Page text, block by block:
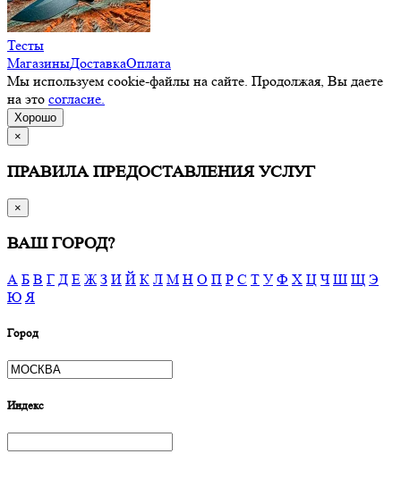
Тесты
МагазиныДоставкаОплата
Мы используем cookie-файлы на сайте. Продолжая, Вы даете
на это согласие.
Хорошо
×
ПРАВИЛА ПРЕДОСТАВЛЕНИЯ УСЛУГ
×
ВАШ ГОРОД?
А Б В Г Д Е Ж З И Й К Л М Н О П Р С Т У Ф Х Ц Ч Ш Щ Э
Ю Я
Город
Индекс